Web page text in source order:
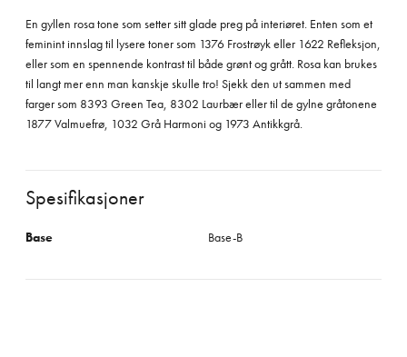
En gyllen rosa tone som setter sitt glade preg på interiøret. Enten som et
feminint innslag til lysere toner som 1376 Frostrøyk eller 1622 Refleksjon,
eller som en spennende kontrast til både grønt og grått. Rosa kan brukes
til langt mer enn man kanskje skulle tro! Sjekk den ut sammen med
farger som 8393 Green Tea, 8302 Laurbær eller til de gylne gråtonene
1877 Valmuefrø, 1032 Grå Harmoni og 1973 Antikkgrå.
Spesifikasjoner
Base Base-B